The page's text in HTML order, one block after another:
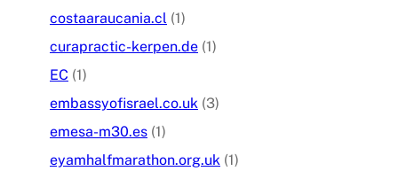
costaaraucania.cl (1)
curapractic-kerpen.de (1)
EC (1)
embassyofisrael.co.uk (3)
emesa-m30.es (1)
eyamhalfmarathon.org.uk (1)